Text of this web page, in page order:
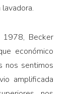
Becker
económico
nos sentimos
amplificada